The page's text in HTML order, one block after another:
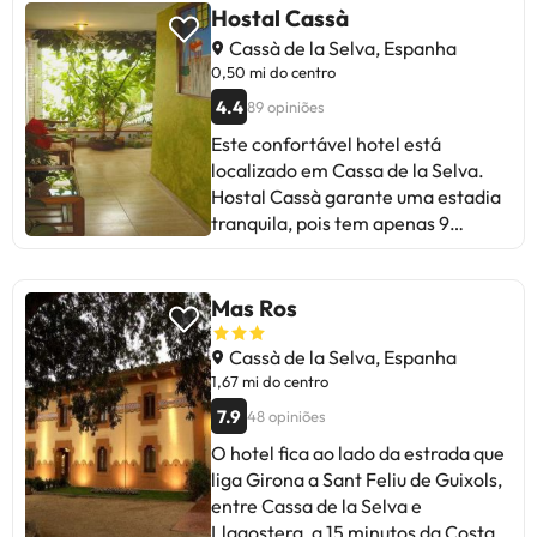
propriedade.Esta propriedade não
permite a realização de festas de
despedida de solteiros(as) e festas
semelhantes. Este alojamento tem
gestão particular
Hostal Cassà
Cassà de la Selva, Espanha
0,50 mi do centro
4.4 89 opiniões
Este confortável hotel está
localizado em Cassa de la Selva.
Hostal Cassà garante uma estadia
tranquila, pois tem apenas 9
serviços detalhados podem ser
pagos. Você pode consultar as
tarifas diretamente no
estabelecimento. O alojamento
pode alterar a forma como oferece
o seu serviço de catering de acordo
com as necessidades. Esta
informação está sujeita a
alterações pelo alojamento.
Mas Ros
Cassà de la Selva, Espanha
1,67 mi do centro
7.9 48 opiniões
O hotel fica ao lado da estrada que
liga Girona a Sant Feliu de Guixols,
entre Cassa de la Selva e